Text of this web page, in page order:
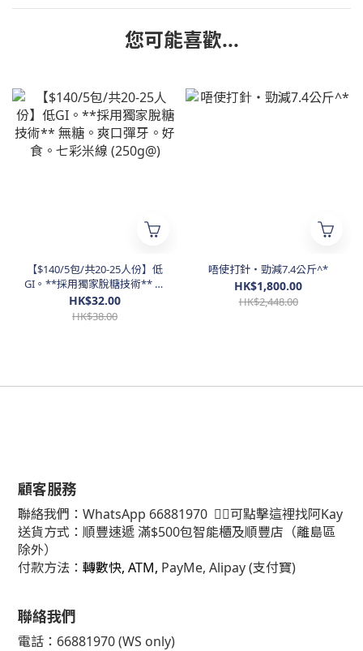
您可能喜歡...
【$140/5包/共20-25人份】低
GI。**採用獨家脫糖技術** 無
糖。爽口彈牙。好食。七彩米
線 (250g@)
HK$32.00
HK$38.00
唔使打針・勁減7.4公斤^*
HK$1,800.00
HK$2,448.00
顧客服務
聯絡我們： WhatsApp 66881970 👈🏻可點擊這裡找阿Kay
送貨方式：順豐速遞 滿$500包智能櫃及順豐店（離島區
除外）
付款方法： 轉數快, ATM, PayMe, Alipay (支付寶)
聯絡我們
電話：66881970 (WS only)